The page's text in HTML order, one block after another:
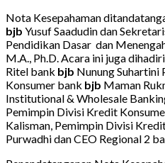
Nota Kesepahaman
bjb Yusuf Saadudin dan
Pendidikan Dasar dan
M.A., Ph.D. Acara ini juga
Ritel bank bjb Nunung Suhartini
Konsumer bank bjb Maman
Institutional & Wholesale
Pemimpin Divisi Kredit
Kalisman, Pemimpin Divisi
Purwadhi dan CEO Regional 2